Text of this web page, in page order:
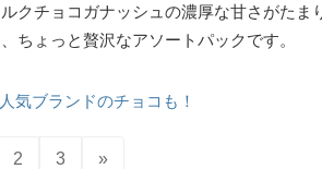
クチョコガナッシュの濃厚な甘さがたま
ちょっと贅沢なアソートパックです。
気ブランドのチョコも！
2 3 »